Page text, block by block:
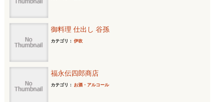
御料理 仕出し 谷孫
カテゴリ： 伊吹
福永伝四郎商店
カテゴリ： お酒・アルコール